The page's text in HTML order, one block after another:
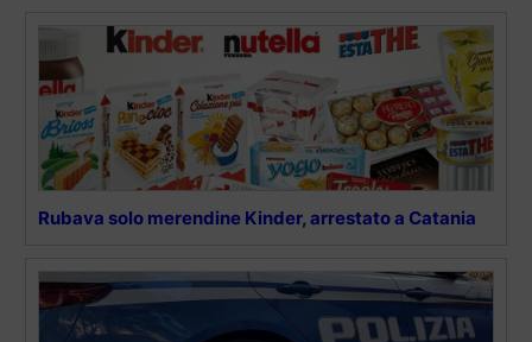
Rubava solo merendine Kinder, arrestato a Catania